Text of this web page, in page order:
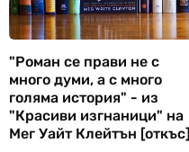
"Роман се прави не с
много думи, а с много
голяма история" - из
"Красиви изгнаници" на
Мег Уайт Клейтън [откъс]